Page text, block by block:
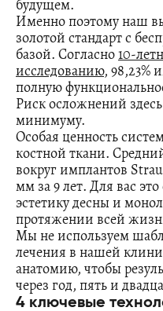
будущем.
Именно поэтому наш
золотой стандарт с
базой. Согласно10-
исследованию, 98,23%
полную
Риск осложнений
минимуму.
Особая ценность
костной ткани.
вокруг имплантов
мм за 9 лет. Для вас
эстетику десны и
протяжении всей
Мы не используем
лечения в нашей
анатомию, чтобы
через год, пять и
4 ключевые